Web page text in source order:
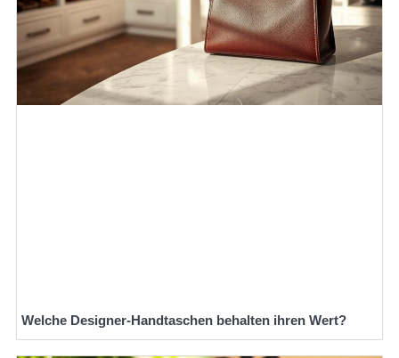
Welche Designer-Handtaschen behalten ihren Wert?